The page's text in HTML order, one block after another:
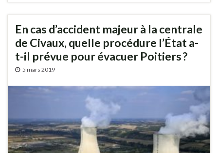
En cas d’accident majeur à la centrale
de Civaux, quelle procédure l’État a-
t-il prévue pour évacuer Poitiers ?
5 mars 2019